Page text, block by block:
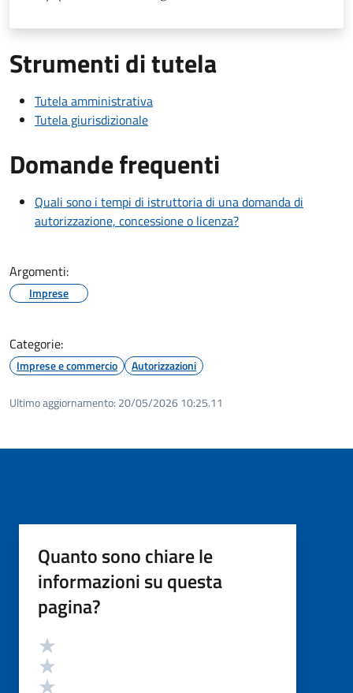
Strumenti di tutela
Tutela amministrativa
Tutela giurisdizionale
Domande frequenti
Quali sono i tempi di istruttoria di una domanda di
autorizzazione, concessione o licenza?
Argomenti:
Imprese
Categorie:
Imprese e commercio Autorizzazioni
Ultimo aggiornamento: 20/05/2026 10:25.11
Quanto sono chiare le
informazioni su questa
pagina?
Valutazione